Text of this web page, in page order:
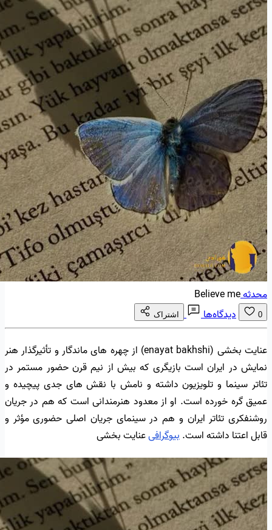
محدثهBelieve me
0 دیدگاه‌ها اشتراک
عنایت بخشی (enayat bakhshi) از چهره های ماندگار و تأثیرگذار هنر
نمایش در ایران است بازیگری که بیش از نیم قرن حضور مستمر در
تئاتر سینما و تلویزیون داشته و نامش با نقش های جدی پیچیده و
عمیق گره خورده است. او از معدود هنرمندانی است که هم در جریان
روشنفکری تئاتر ایران و هم در سینمای جریان اصلی حضوری مؤثر و
قابل اعتنا داشته است.بیوگرافیعنایت بخشی